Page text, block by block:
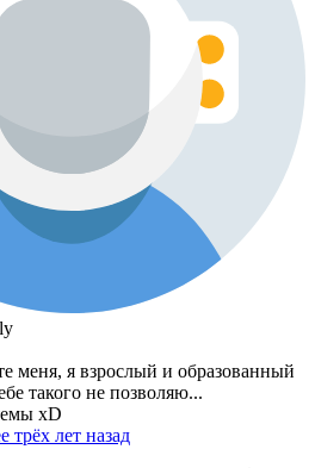
меня, я взрослый и образованный
такого не позволяю...
xD
трёх лет назад